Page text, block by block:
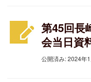
09
第45回長
会当日資
公開済み: 2024年